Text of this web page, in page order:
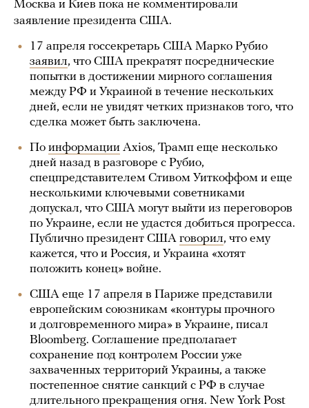
Москва и Киев пока не комментировали
заявление президента США.
17 апреля госсекретарь США Марко Рубио
заявил, что США прекратят посреднические
попытки в достижении мирного соглашения
между РФ и Украиной в течение нескольких
дней, если не увидят четких признаков того, что
сделка может быть заключена.
По информации Axios, Трамп еще несколько
дней назад в разговоре с Рубио,
спецпредставителем Стивом Уиткоффом и еще
несколькими ключевыми советниками
допускал, что США могут выйти из переговоров
по Украине, если не удастся добиться прогресса.
Публично президент США говорил, что ему
кажется, что и Россия, и Украина «хотят
положить конец» войне.
США еще 17 апреля в Париже представили
европейским союзникам «контуры прочного
и долговременного мира» в Украине, писал
Bloomberg. Соглашение предполагает
сохранение под контролем России уже
захваченных территорий Украины, а также
постепенное снятие санкций с РФ в случае
длительного прекращения огня. New York Post